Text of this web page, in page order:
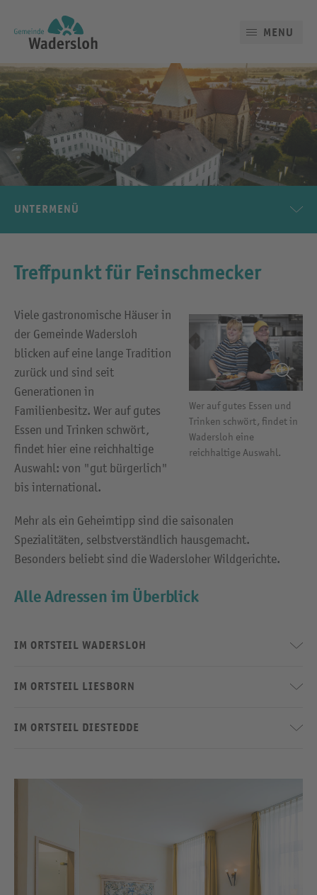
MENU
UNTERMENÜ
Treffpunkt für Feinschmecker
Wer auf gutes Essen und
Trinken schwört, findet in
Wadersloh eine
reichhaltige Auswahl.
Viele gastronomische Häuser in
der Gemeinde Wadersloh
blicken auf eine lange Tradition
zurück und sind seit
Generationen in
Familienbesitz. Wer auf gutes
Essen und Trinken schwört,
findet hier eine reichhaltige
Auswahl: von "gut bürgerlich"
bis international.
Mehr als ein Geheimtipp sind die saisonalen
Spezialitäten, selbstverständlich hausgemacht.
Besonders beliebt sind die Wadersloher Wildgerichte.
Alle Adressen im Überblick
IM ORTSTEIL WADERSLOH
IM ORTSTEIL LIESBORN
IM ORTSTEIL DIESTEDDE